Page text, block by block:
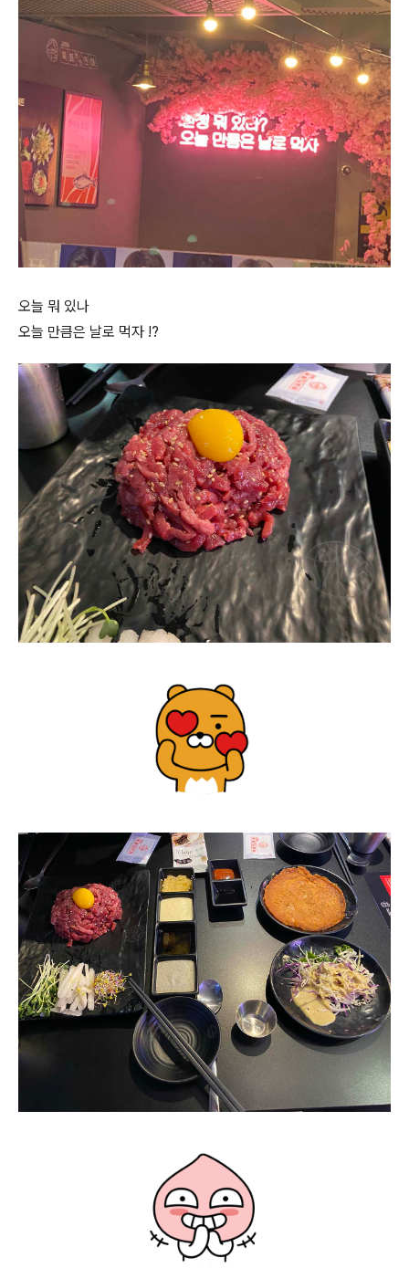
오늘 뭐 있나
오늘 만큼은 날로 먹자 !?